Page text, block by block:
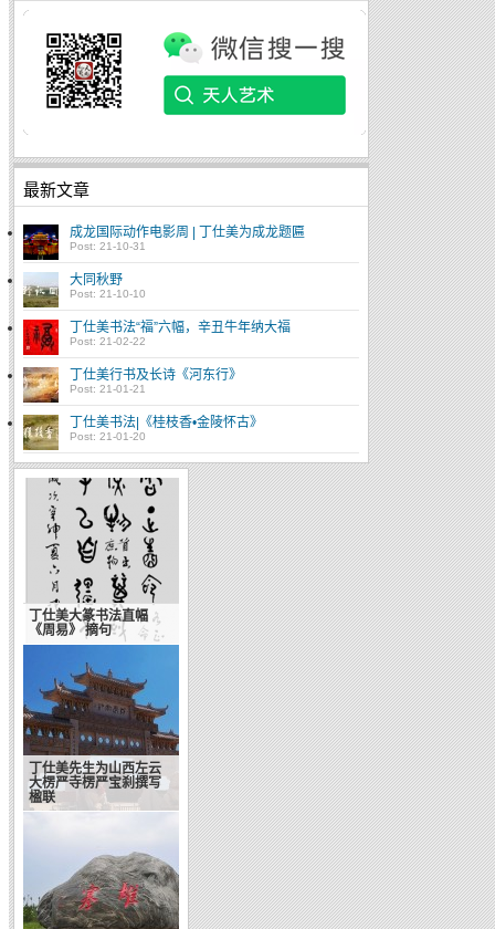
最新文章
成龙国际动作电影周 | 丁仕美为成龙题匾
Post: 21-10-31
大同秋野
Post: 21-10-10
丁仕美书法“福”六幅，辛丑牛年纳大福
Post: 21-02-22
丁仕美行书及长诗《河东行》
Post: 21-01-21
丁仕美书法|《桂枝香•金陵怀古》
Post: 21-01-20
丁仕美大篆书法直幅
《周易》 摘句
丁仕美先生为山西左云
大楞严寺楞严宝刹撰写
楹联